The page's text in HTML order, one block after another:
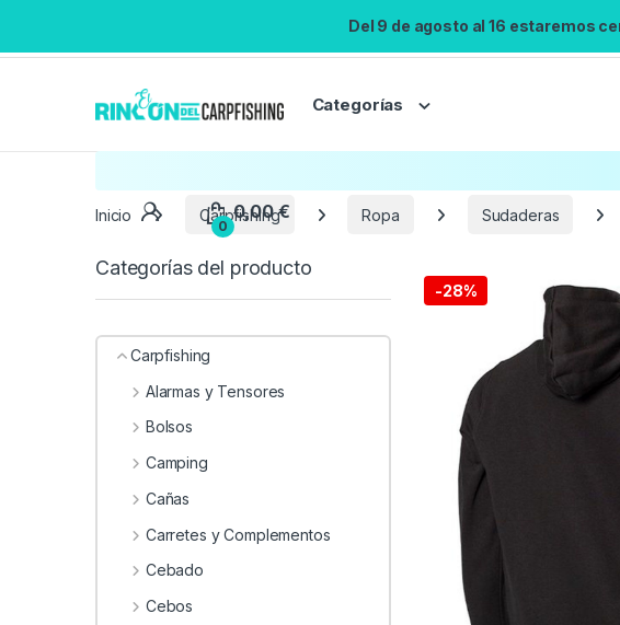
Del 9 de agosto al 16 estaremos
Categorías
No
Inicio Carpfishing Ropa Sudaderas
-28%
Categorías del producto
Carpfishing
Alarmas y Tensores
Bolsos
Camping
Cañas
Carretes y Complementos
Cebado
Cebos